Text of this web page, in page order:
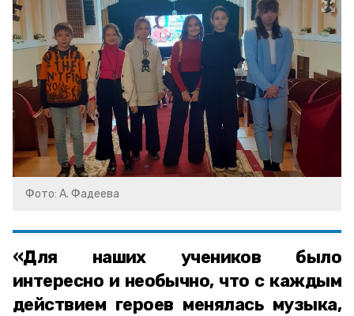
Фото: А. Фадеева
«Для наших учеников было
интересно и необычно, что с каждым
действием героев менялась музыка,